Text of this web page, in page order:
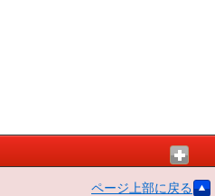
ページ上部に戻る